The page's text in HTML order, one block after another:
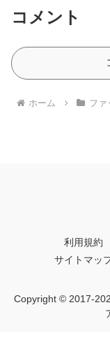
コメント
ホーム ファ
利用規約
サイトマッ
Copyright © 2017-